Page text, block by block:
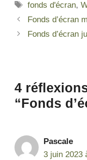
fonds d'écran,
Fonds d’écran
Fonds d’écran
4
“Fonds
Pascale
3 juin 2023